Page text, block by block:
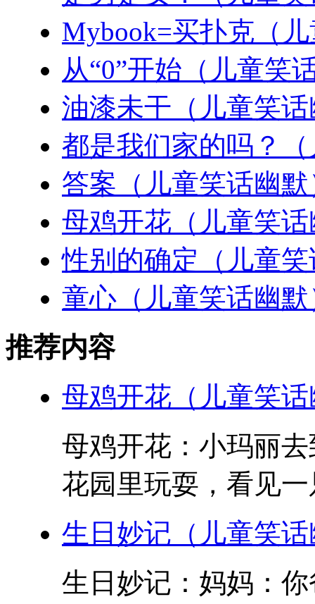
Mybook=买扑克（
从“0”开始（儿童笑
油漆未干（儿童笑
都是我们家的吗？
答案（儿童笑话幽默
母鸡开花（儿童笑
性别的确定（儿童
童心（儿童笑话幽默
推荐内容
母鸡开花（儿童笑
母鸡开花：小玛丽
花园里玩耍，看见
生日妙记（儿童笑
生日妙记：妈妈：